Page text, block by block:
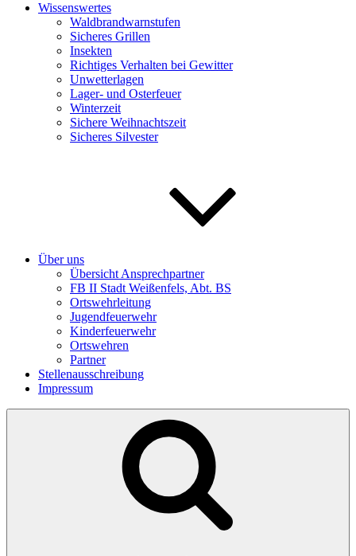
Wissenswertes
Waldbrandwarnstufen
Sicheres Grillen
Insekten
Richtiges Verhalten bei Gewitter
Unwetterlagen
Lager- und Osterfeuer
Winterzeit
Sichere Weihnachtszeit
Sicheres Silvester
Über uns
Übersicht Ansprechpartner
FB II Stadt Weißenfels, Abt. BS
Ortswehrleitung
Jugendfeuerwehr
Kinderfeuerwehr
Ortswehren
Partner
Stellenausschreibung
Impressum